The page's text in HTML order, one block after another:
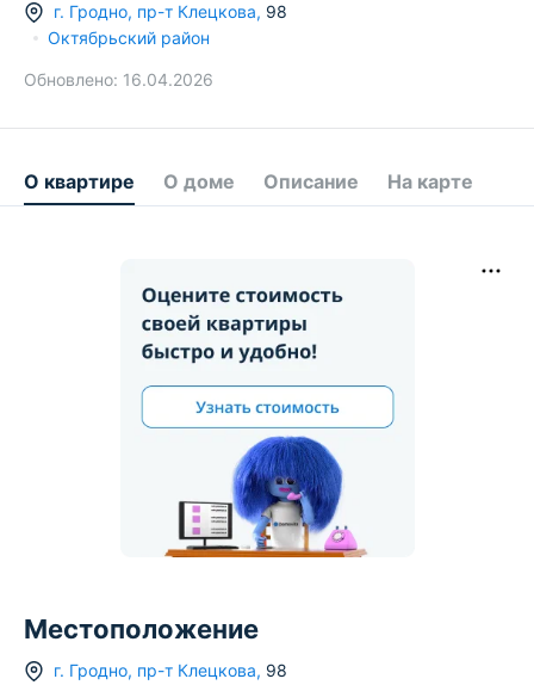
г. Гродно, пр-т Клецкова, 98
Октябрьский район
Обновлено: 16.04.2026
О квартире О доме Описание На карте
Местоположение
г. Гродно, пр-т Клецкова, 98